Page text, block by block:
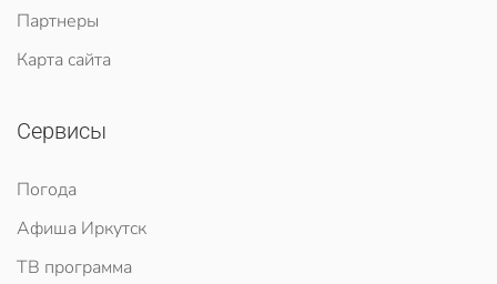
Партнеры
Карта сайта
Сервисы
Погода
Афиша Иркутск
ТВ программа